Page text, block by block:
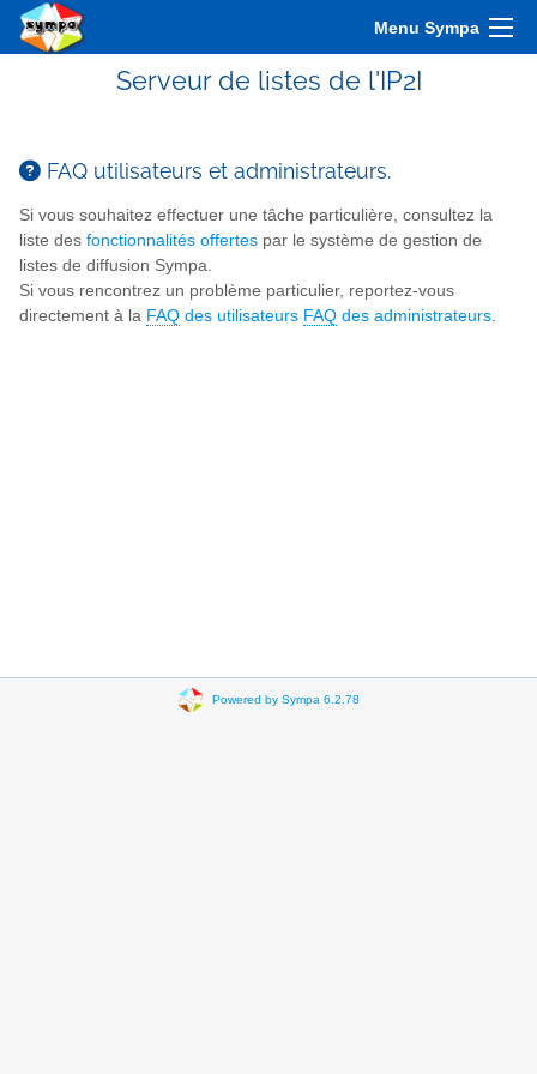
Menu Sympa
Serveur de listes de l'IP2I
FAQ utilisateurs et administrateurs.
Si vous souhaitez effectuer une tâche particulière, consultez la
liste des fonctionnalités offertes par le système de gestion de
listes de diffusion Sympa.
Si vous rencontrez un problème particulier, reportez-vous
directement à la FAQ des utilisateurs FAQ des administrateurs
Powered by Sympa 6.2.78